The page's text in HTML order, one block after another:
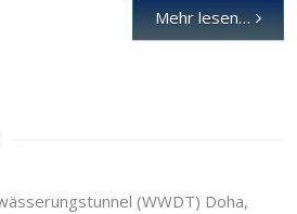
Mehr lesen…
(WWDT) Doha,